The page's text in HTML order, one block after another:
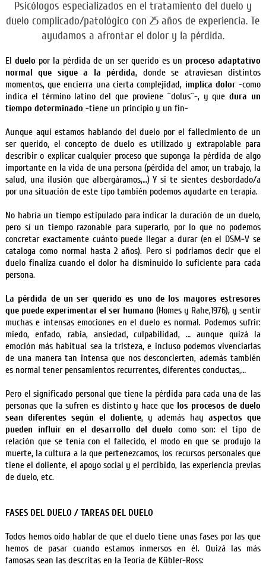
Psicólogos especializados en el tratamiento del duelo y
duelo complicado/patológico con 25 años de experiencia. Te
ayudamos a afrontar el dolor y la pérdida.
Elduelo por la pérdida de un ser querido es un proceso adaptativo
normal que sigue a la pérdida, donde se atraviesan distintos
momentos, que encierra una cierta complejidad, implica dolor-como
indica el término latino del que proviene ´´dolus´´-, y quedura un
tiempo determinado -tiene un principio y un fin-
Aunque aquí estamos hablando del duelo por el fallecimiento de un
ser querido, el concepto de duelo es utilizado y extrapolable para
describir o explicar cualquier proceso que suponga la pérdida de algo
importante en la vida de una persona (pérdida del amor, un trabajo, la
salud, una ilusión que albergáramos,…) Y si te sientes desbordado/a
por una situación de este tipo también podemos ayudarte en terapia.
No habría un tiempo estipulado para indicar la duración de un duelo,
pero sí un tiempo razonable para superarlo, por lo que no podemos
concretar exactamente cuánto puede llegar a durar (en el DSM-V se
cataloga como normal hasta 2 años). Pero sí podríamos decir que el
duelo finaliza cuando el dolor ha disminuido lo suficiente para cada
persona.
La pérdida de un ser querido es uno de los mayores estresores
que puede experimentar el ser humano (Homes y Rahe,1976), y sentir
muchas e intensas emociones en el duelo es normal. Podemos sufrir:
miedo, enfado, rabia, ansiedad, culpabilidad, … aunque quizá la
emoción más habitual sea la tristeza, e incluso podemos vivenciarlas
de una manera tan intensa que nos desconcierten, además también
es normal tener pensamientos recurrentes, diferentes conductas,…
Pero el significado personal que tiene la pérdida para cada una de las
personas que la sufren es distinto y hace que los procesos de duelo
sean diferentes según el doliente, y además hay aspectos que
pueden influir en el desarrollo del duelo como son: el tipo de
relación que se tenía con el fallecido, el modo en que se produjo la
muerte, la cultura a la que pertenezcamos, los recursos personales que
tiene el doliente, el apoyo social y el percibido, las experiencia previas
de duelo, etc.
FASES DEL DUELO / TAREAS DEL DUELO
Todos hemos oído hablar de que el duelo tiene unas fases por las que
hemos de pasar cuando estamos inmersos en él. Quizá las más
famosas sean las descritas en la Teoría de Kübler-Ross: